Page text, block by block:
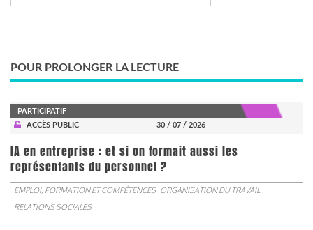
POUR PROLONGER LA LECTURE
PARTICIPATIF
ACCÈS PUBLIC
30 / 07 / 2026
IA en entreprise : et si on formait aussi les
représentants du personnel ?
EMPLOI, FORMATION ET COMPÉTENCES ORGANISATION DU TRAVAIL
RELATIONS SOCIALES